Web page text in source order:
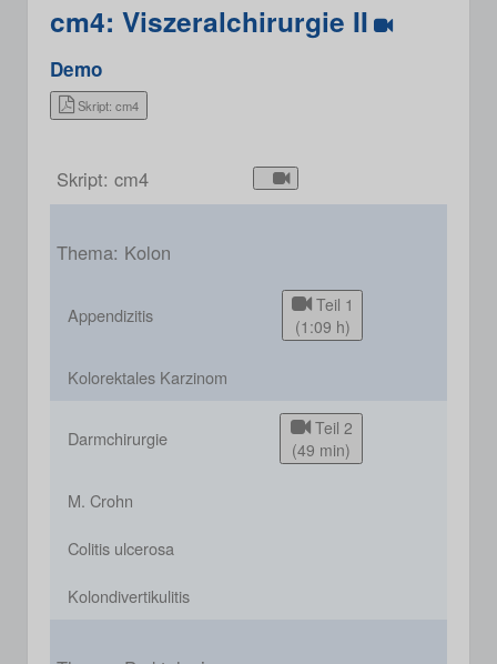
cm4: Viszeralchirurgie II
Demo
Skript: cm4
Skript: cm4
Thema: Kolon
Appendizitis
Teil 1
(1:09 h)
Kolorektales Karzinom
Darmchirurgie
Teil 2
(49 min)
M. Crohn
Colitis ulcerosa
Kolondivertikulitis